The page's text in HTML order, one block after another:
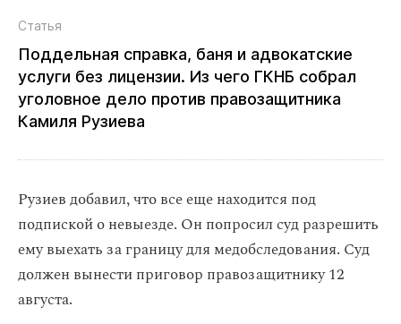
Статья
Поддельная справка, баня и адвокатские
услуги без лицензии. Из чего ГКНБ собрал
уголовное дело против правозащитника
Камиля Рузиева
Рузиев добавил, что все еще находится под
подпиской о невыезде. Он попросил суд разрешить
ему выехать за границу для медобследования. Суд
должен вынести приговор правозащитнику 12
августа.